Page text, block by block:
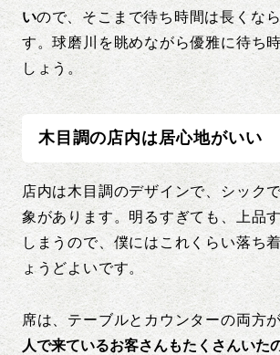
いので、そこまで待ち時間は長くな
す。球磨川を眺めながら優雅に待ち
しょう。
木目調の店内は居心地がいい
店内は木目調のデザインで、シック
象があります。明るすぎても、上品
しまうので、僕にはこれくらい落ち
ょうどよいです。
席は、テーブルとカウンターの両方が
人で来ているお客さんもたくさんいた